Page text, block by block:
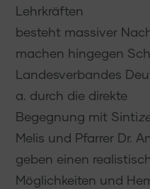
Lehrkräften
besteht massiver
machen hingegen
Landesverbandes
a. durch die direkte
Begegnung mit Sinti
Melis und Pfarrer Dr.
geben einen
Möglichkeiten und